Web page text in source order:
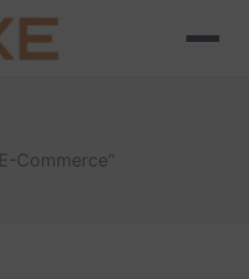
Commerce“